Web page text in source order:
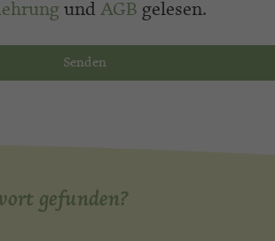
und AGB gelesen.
Senden
gefunden?